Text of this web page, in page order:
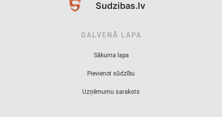
Sudzibas.lv
GALVENĀ LAPA
Sākuma lapa
Pievienot sūdzību
Uzņēmumu saraksts